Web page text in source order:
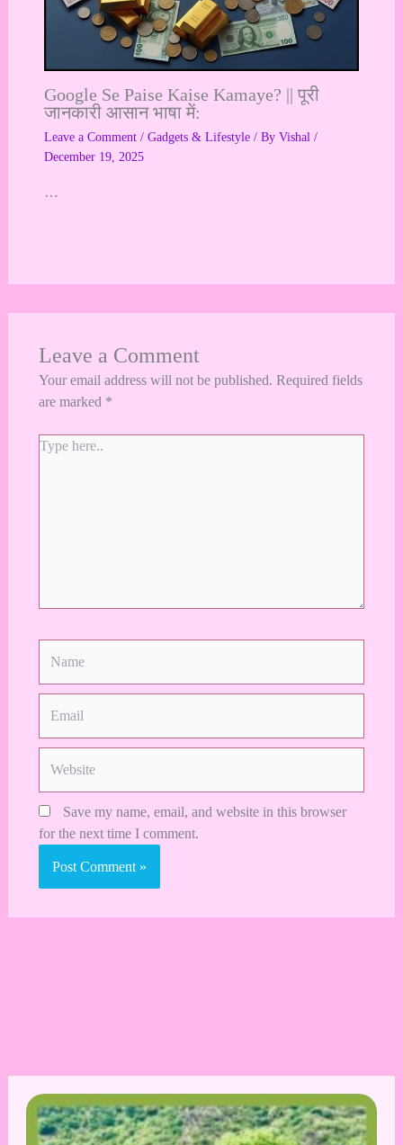
Google Se Paise Kaise Kamaye? || पूरी
जानकारी आसान भाषा में:
Leave a Comment / Gadgets & Lifestyle/ By Vishal /
December 19, 2025
…
Leave a Comment
Your email address will not be published. Required fields
are marked *
Type
Save my name, email, and website in this browser
for the next time I comment.